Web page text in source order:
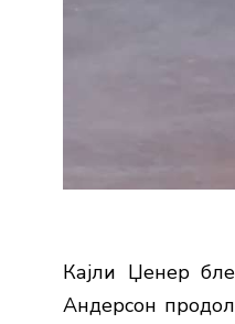
Кајли Џенер
Андерсон